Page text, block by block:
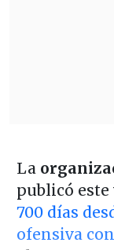
La
publicó este
700 días
ofensiva